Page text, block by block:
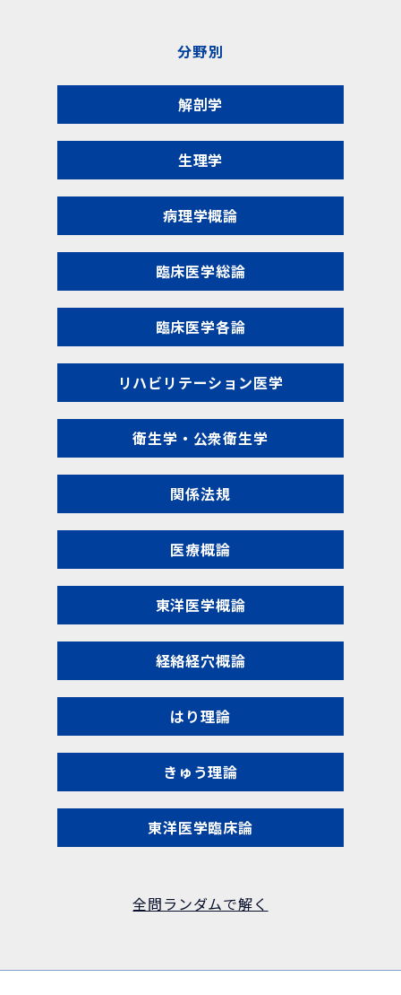
分野別
解剖学
生理学
病理学概論
臨床医学総論
臨床医学各論
リハビリテーション医学
衛生学・公衆衛生学
関係法規
医療概論
東洋医学概論
経絡経穴概論
はり理論
きゅう理論
東洋医学臨床論
全問ランダムで解く